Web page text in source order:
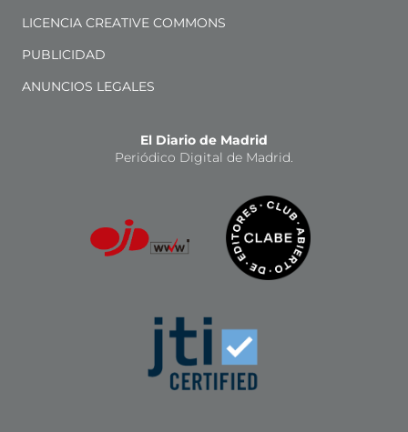
LICENCIA CREATIVE COMMONS
PUBLICIDAD
ANUNCIOS LEGALES
El Diario de Madrid
Periódico Digital de Madrid.